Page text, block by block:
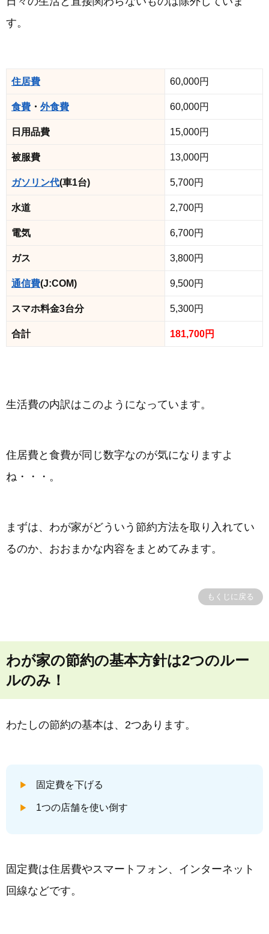
す。
住居費 60,000円
食費 ・ 外食費 60,000円
日用品費 15,000円
被服費 13,000円
ガソリン代(車1台) 5,700円
水道 2,700円
電気 6,700円
ガス 3,800円
通信費(J:COM) 9,500円
スマホ料金3台分 5,300円
合計 181,700円
生活費の内訳はこのようになっています。
住居費と食費が同じ数字なのが気になりますよ
ね・・・。
まずは、わが家がどういう節約方法を取り入れてい
るのか、おおまかな内容をまとめてみます。
もくじに戻る
わが家の節約の基本方針は2つのルー
ルのみ！
わたしの節約の基本は、2つあります。
固定費を下げる
1つの店舗を使い倒す
固定費は住居費やスマートフォン、インターネット
回線などです。